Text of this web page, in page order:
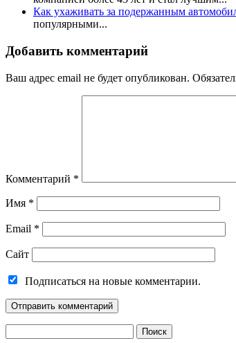
Как ухаживать за подержанным
популярными...
Добавить комментарий
Ваш адрес email не будет опубликован.
Комментарий *
Имя *
Email *
Сайт
Подписаться на новые комментарии.